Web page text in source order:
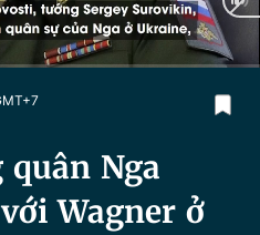
Tin 24h
MagazineNga
Wagner ở